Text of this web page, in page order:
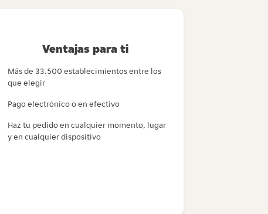
Ventajas para ti
Más de 33.500 establecimientos entre los
que elegir
Pago electrónico o en efectivo
Haz tu pedido en cualquier momento, lugar
y en cualquier dispositivo